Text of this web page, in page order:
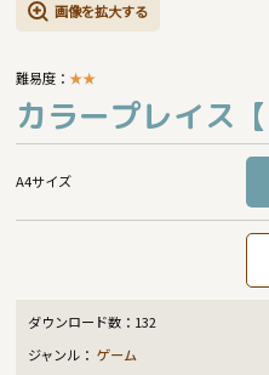
画像を拡大する
難易度：★★
カラープレイス
A4サイズ
ダウンロード数： 132
ジャンル：ゲーム